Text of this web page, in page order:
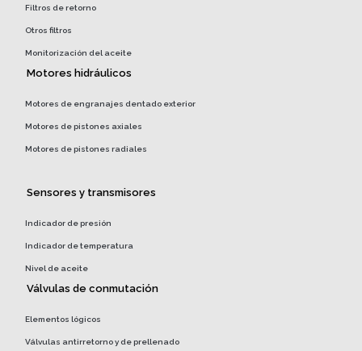
Filtros de retorno
Otros filtros
Monitorización del aceite
Motores hidráulicos
Motores de engranajes dentado exterior
Motores de pistones axiales
Motores de pistones radiales
Sensores y transmisores
Indicador de presión
Indicador de temperatura
Nivel de aceite
Válvulas de conmutación
Elementos lógicos
Válvulas antirretorno y de prellenado